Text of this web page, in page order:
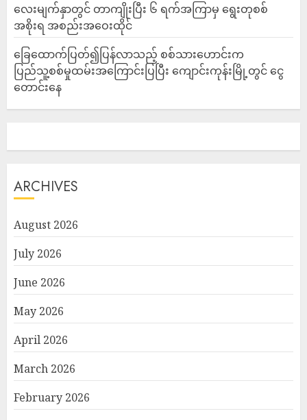
လေးမျက်နှာတွင် တာကျိုးပြီး ၆ ရက်အကြာမှ ရွေးတုစစ်
အစိုးရ အစည်းအဝေးထိုင်
ခြေထောက်ပြတ်၍ပြန်လာသည့် စစ်သားဟောင်းက
ပြည်သူ့စစ်မှုထမ်းအကြောင်းပြပြီး ကျောင်းကုန်းမြို့တွင် ငွေ
တောင်းနေ
ARCHIVES
August 2026
July 2026
June 2026
May 2026
April 2026
March 2026
February 2026